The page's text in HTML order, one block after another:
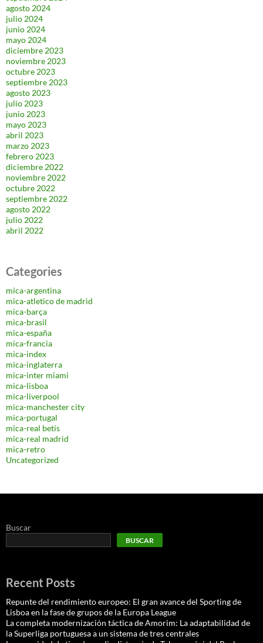
agosto 2024
julio 2024
junio 2024
mayo 2024
diciembre 2023
noviembre 2023
octubre 2023
septiembre 2023
agosto 2023
julio 2023
junio 2023
mayo 2023
abril 2023
marzo 2023
febrero 2023
diciembre 2022
noviembre 2022
octubre 2022
septiembre 2022
agosto 2022
julio 2022
abril 2022
Categories
mica-argentina
mica-atletico de madrid
mica-barça
mica-brasil
mica-españa
mica-francia
mica-index
mica-inglaterra
mica-inter miami
mica-lisboa
mica-liverpool
mica-manchester city
mica-portugal
mica-real betis
mica-real madrid
mica-retro
Uncategorized
Buscar
BUSCAR
Recent Posts
Repunte del rendimiento europeo: El gran avance del Sporting de
Lisboa en la fase de grupos de la Europa League
La completa modernización táctica de Amorim: La adaptabilidad de
la Superliga portuguesa a un sistema de tres centrales